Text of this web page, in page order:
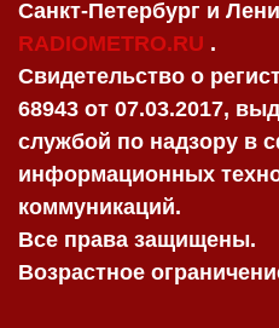
Санкт-Петербург и
RADIOMETRO.RU .
Свидетельство о
68943 от 07.03.2017,
службой по надзору в
информационных
коммуникаций.
Все права защищены.
Возрастное